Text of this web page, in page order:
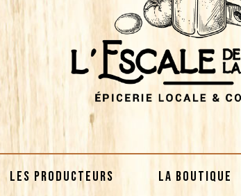
LES PRODUCTEURS LA BOUTIQUE